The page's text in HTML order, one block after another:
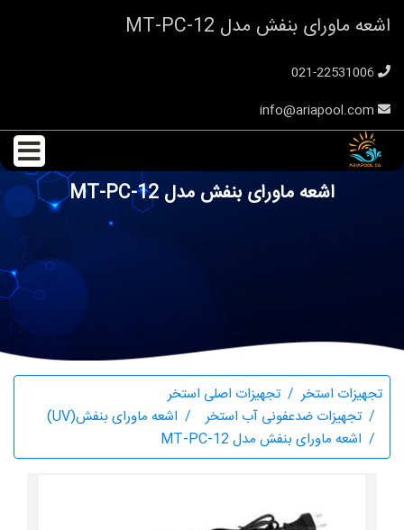
اشعه ماورای بنفش مدل MT-PC-12
اشعه ماورای بنفش مدل MT-PC-12
تجهیزات استخر
تجهیزات اصلی استخر
تجهیزات ضدعفونی آب استخر
اشعه ماورای بنفش(UV)
اشعه ماورای بنفش مدل MT-PC-12